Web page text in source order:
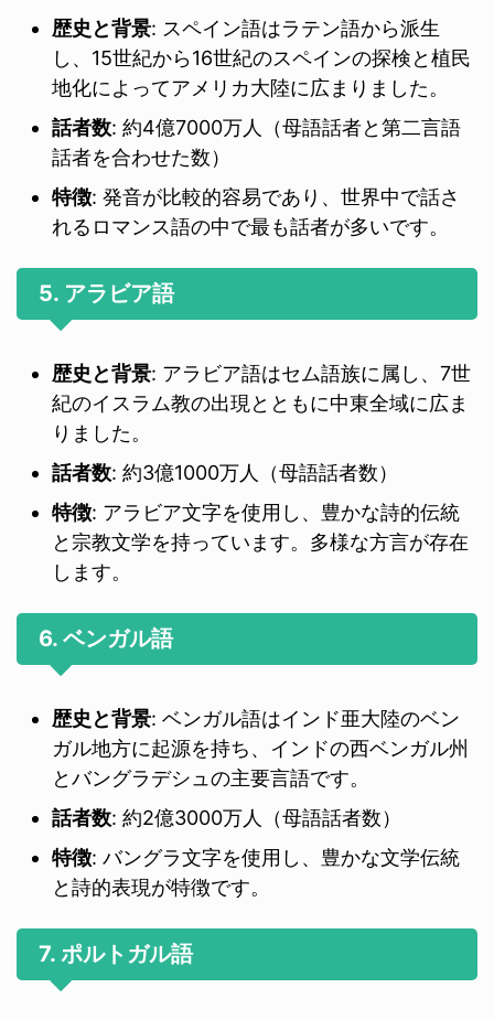
歴史と背景: スペイン語はラテン語から派生
し、15世紀から16世紀のスペインの探検と植民
地化によってアメリカ大陸に広まりました。
話者数: 約4億7000万人（母語話者と第二言語
話者を合わせた数）
特徴: 発音が比較的容易であり、世界中で話さ
れるロマンス語の中で最も話者が多いです。
5. アラビア語
歴史と背景: アラビア語はセム語族に属し、7世
紀のイスラム教の出現とともに中東全域に広ま
りました。
話者数: 約3億1000万人（母語話者数）
特徴: アラビア文字を使用し、豊かな詩的伝統
と宗教文学を持っています。多様な方言が存在
します。
6. ベンガル語
歴史と背景: ベンガル語はインド亜大陸のベン
ガル地方に起源を持ち、インドの西ベンガル州
とバングラデシュの主要言語です。
話者数: 約2億3000万人（母語話者数）
特徴: バングラ文字を使用し、豊かな文学伝統
と詩的表現が特徴です。
7. ポルトガル語